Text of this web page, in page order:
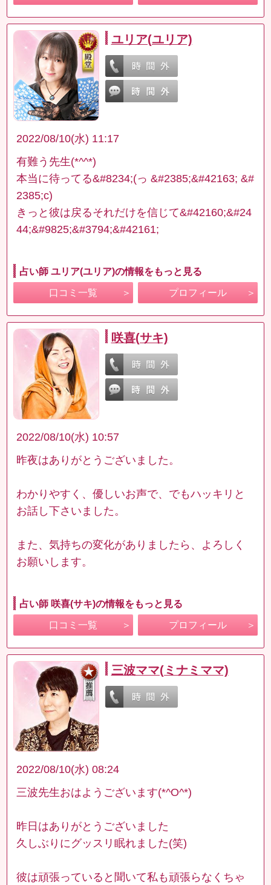
ユリア(ユリア)
2022/08/10(水) 11:17
有難う先生(*^^*)
本当に待ってる&#8234;(っ &#2385;&#42163; &#
2385;c)
きっと彼は戻るそれだけを信じて&#42160;&#24
44;&#9825;&#3794;&#42161;
占い師 ユリア(ユリア)の情報をもっと見る
口コミ一覧 プロフィール
咲喜(サキ)
2022/08/10(水) 10:57
昨夜はありがとうございました。
わかりやすく、優しいお声で、でもハッキリと
お話し下さいました。
また、気持ちの変化がありましたら、よろしく
お願いします。
占い師 咲喜(サキ)の情報をもっと見る
口コミ一覧 プロフィール
三波ママ(ミナミママ)
2022/08/10(水) 08:24
三波先生おはようございます(*^O^*)
昨日はありがとうございました
久しぶりにグッスリ眠れました(笑)
彼は頑張っていると聞いて私も頑張らなくちゃ